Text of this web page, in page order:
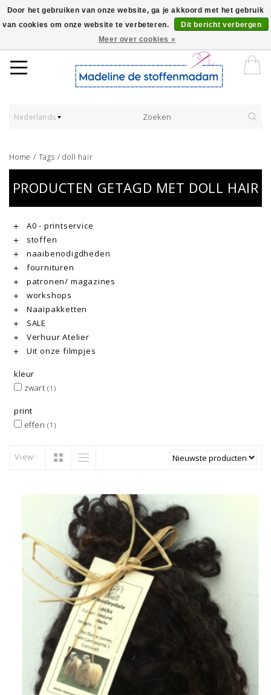
Worldwide Shipping - Onze stoffen worden verkocht per 10 cm.
Nederlands
Home / Tags /doll hair
PRODUCTEN GETAGD MET DOLL HAIR
A0 - printservice
stoffen
naaibenodigdheden
fournituren
patronen/ magazines
workshops
Naaipakketten
SALE
Verhuur Atelier
Uit onze filmpjes
kleur
zwart(1)
print
effen(1)
View:
Door het gebruiken van onze website, ga je akkoord met het gebruik
van cookies om onze website te verbeteren.
Dit bericht verbergen
Meer over cookies »